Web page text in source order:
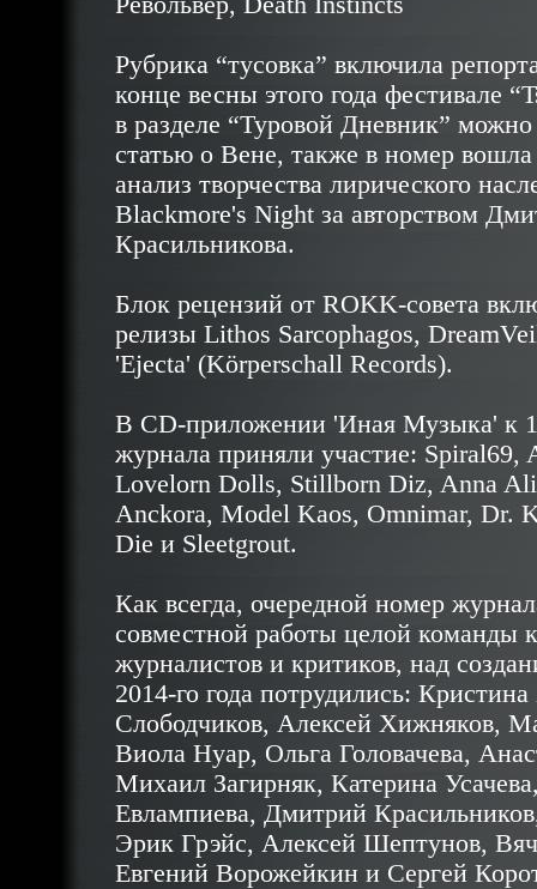
Рубрика “тусовка” включила
конце весны этого года фестивале
в разделе “Туровой Дневник”
статью о Вене, также в номер вошла
анализ творчества лирического
Blackmore's Night за авторством
Красильникова.
Блок рецензий от ROKK-совета
релизы Lithos Sarcophagos,
'Ejecta' (Körperschall Records).
В CD-приложении 'Иная Музыка' к
журнала приняли участие: Spiral69,
Lovelorn Dolls, Stillborn Diz, Anna
Anckora, Model Kaos, Omnimar, Dr.
Die и Sleetgrout.
Как всегда, очередной номер
совместной работы целой команды
журналистов и критиков, над
2014-го года потрудились:
Слободчиков, Алексей Хижняков,
Виола Нуар, Ольга Головачева,
Михаил Загирняк, Катерина
Евлампиева, Дмитрий
Эрик Грэйс, Алексей Шептунов,
Евгений Ворожейкин и Сергей